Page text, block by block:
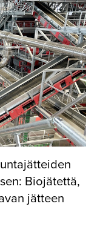
Biojätettä,
jätteen